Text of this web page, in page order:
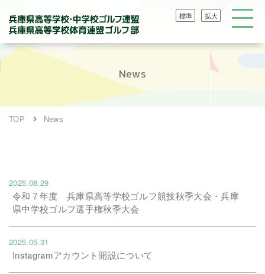
標準 拡大
News
TOP News
2025.08.29
令和７年度 兵庫県高等学校ゴルフ競技秋季大会・兵庫
県中学校ゴルフ選手権秋季大会
2025.05.31
Instagramアカウント開設について